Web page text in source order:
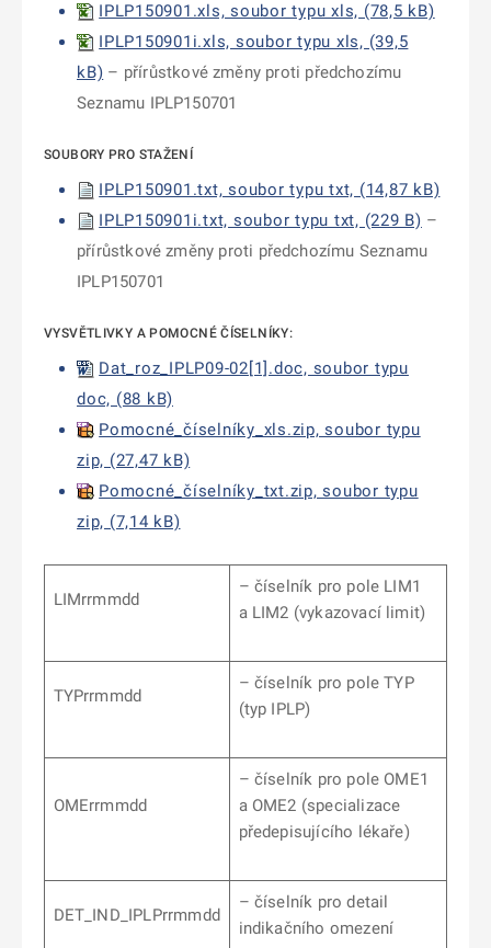
IPLP150901.xls, soubor typu xls, (78,5 kB)
IPLP150901i.xls, soubor typu xls, (39,5
kB) – přírůstkové změny proti předchozímu
Seznamu IPLP150701
SOUBORY PRO STAŽENÍ
IPLP150901.txt, soubor typu txt, (14,87 kB)
IPLP150901i.txt, soubor typu txt, (229 B) –
přírůstkové změny proti předchozímu Seznamu
IPLP150701
VYSVĚTLIVKY A POMOCNÉ ČÍSELNÍKY:
Dat_roz_IPLP09-02[1].doc, soubor typu
doc, (88 kB)
Pomocné_číselníky_xls.zip, soubor typu
zip, (27,47 kB)
Pomocné_číselníky_txt.zip, soubor typu
zip, (7,14 kB)
LIMrrmmdd
– číselník pro pole LIM1
a LIM2 (vykazovací limit)
TYPrrmmdd
– číselník pro pole TYP
(typ IPLP)
OMErrmmdd
– číselník pro pole OME1
a OME2 (specializace
předepisujícího lékaře)
DET_IND_IPLPrrmmdd
– číselník pro detail
indikačního omezení